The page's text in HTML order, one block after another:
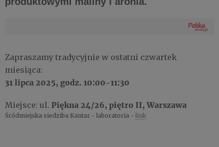
Zapraszamy tradycyjnie w ostatni czwartek
miesiąca:
31 lipca 2025, godz. 10:00-11:30
Miejsce: ul. Piękna 24/26, piętro II, Warszawa
Śródmiejska siedziba Kantar - laboratoria - link